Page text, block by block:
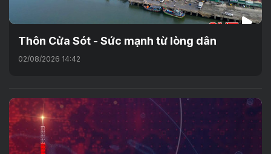
Thôn Cửa Sót - Sức mạnh từ lòng dân
02/08/2026 14:42